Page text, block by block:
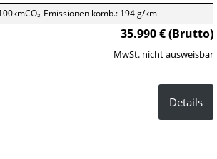
CO₂-Emissionen komb.: 194 g/km
35.990 € (Brutto)
MwSt. nicht ausweisbar
Details